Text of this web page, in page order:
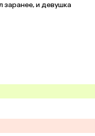
заранее, и девушка